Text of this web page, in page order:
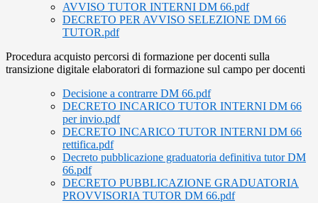
AVVISO TUTOR INTERNI DM 66.pdf
DECRETO PER AVVISO SELEZIONE DM 66
TUTOR.pdf
Procedura acquisto percorsi di formazione per docenti sulla
transizione digitale elaboratori di formazione sul campo per docenti
Decisione a contrarre DM 66.pdf
DECRETO INCARICO TUTOR INTERNI DM 66
per invio.pdf
DECRETO INCARICO TUTOR INTERNI DM 66
rettifica.pdf
Decreto pubblicazione graduatoria definitiva tutor DM
66.pdf
DECRETO PUBBLICAZIONE GRADUATORIA
PROVVISORIA TUTOR DM 66.pdf